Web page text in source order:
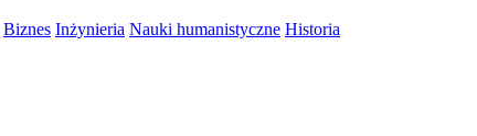
Biznes Inżynieria Nauki humanistyczne Historia